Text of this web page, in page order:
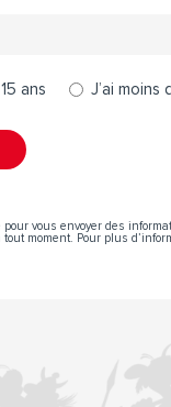
ans J’ai moins
vous envoyer des
moment. Pour plus